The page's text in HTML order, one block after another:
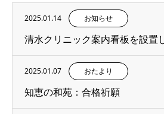
2025.01.14 お知らせ
清水クリニック案内看板を設置
2025.01.07 おたより
知恵の和苑：合格祈願